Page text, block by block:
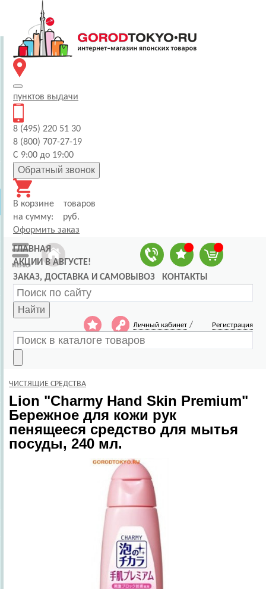
пунктов выдачи
8 (495) 220 51 30
8 (800) 707-27-19
С 9:00 до 19:00
Обратный звонок
В корзине
товаров
на сумму:
руб.
Оформить заказ
ГЛАВНАЯ
АКЦИИ В АВГУСТЕ!
ЗАКАЗ, ДОСТАВКА И САМОВЫВОЗ
КОНТАКТЫ
Найти
Личный кабинет / Регистрация
ЧИСТЯЩИЕ СРЕДСТВА
Lion "Сharmy Hand Skin Premium"
Бережное для кожи рук
пенящееся средство для мытья
посуды, 240 мл.